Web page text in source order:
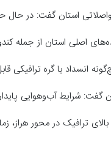
استان گفت: در
اصلی استان از جمله
انسداد یا گره ترافیکی
گفت: شرایط آب‌وهوایی
ترافیک در محور